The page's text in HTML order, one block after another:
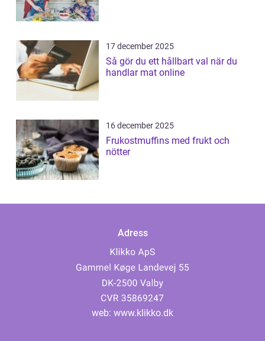
17 december 2025
Så gör du ett hållbart val när du
handlar mat online
16 december 2025
Frukostmuffins med frukt och
nötter
Adress
web: www.klikko.dk